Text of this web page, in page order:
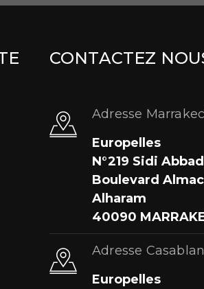
CONTACTEZ
Adresse
Europelles
N°219 Sidi
Boulevard
Alharam
40090
Adresse
Europelles